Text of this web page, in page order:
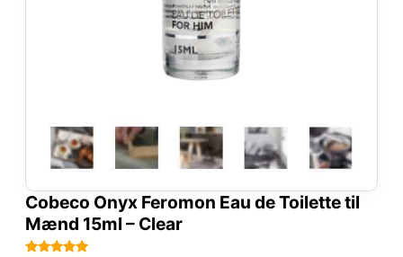
Cobeco Onyx Feromon Eau de Toilette til
Mænd 15ml – Clear